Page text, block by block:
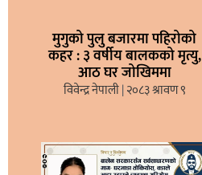
मुगुको पुलु बजारमा पहिरोको
कहर : ३ वर्षीय बालकको मृत्यु,
आठ घर जोखिममा
विवेन्द्र नेपाली २०८३ श्रावण ९